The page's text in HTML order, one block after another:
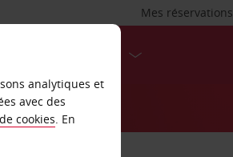
Mes réservations
analytiques et
avec des
cookies. En